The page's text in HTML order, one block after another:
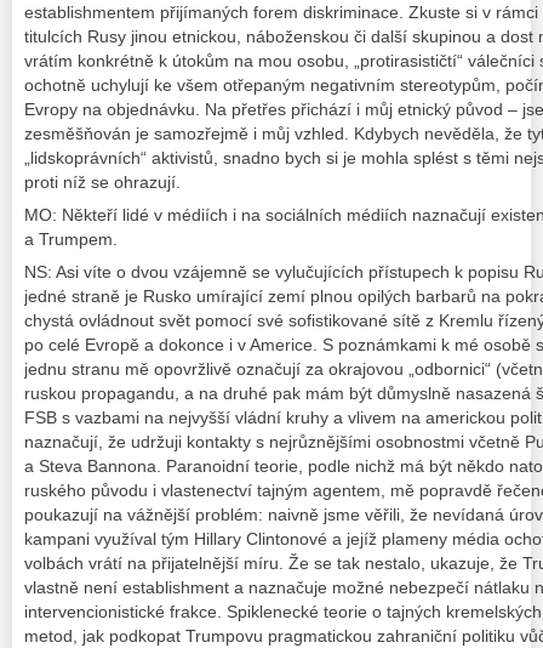
establishmentem přijímaných forem diskriminace. Zkuste si v
titulcích Rusy jinou etnickou, náboženskou či další skupinou a dost
vrátím konkrétně k útokům na mou osobu, „protirasističtí“ válečníci
ochotně uchylují ke všem otřepaným negativním stereotypům,
Evropy na objednávku. Na přetřes přichází i můj etnický původ –
zesměšňován je samozřejmě i můj vzhled. Kdybych nevěděla, že
„lidskoprávních“ aktivistů, snadno bych si je mohla splést s těmi
proti níž se ohrazují.
MO: Někteří lidé v médiích i na sociálních médiích naznačují
a Trumpem.
NS: Asi víte o dvou vzájemně se vylučujících přístupech k popisu
jedné straně je Rusko umírající zemí plnou opilých barbarů na
chystá ovládnout svět pomocí své sofistikované sítě z Kremlu
po celé Evropě a dokonce i v Americe. S poznámkami k mé osobě
jednu stranu mě opovržlivě označují za okrajovou „odbornici“
ruskou propagandu, a na druhé pak mám být důmyslně nasazená
FSB s vazbami na nejvyšší vládní kruhy a vlivem na americkou
naznačují, že udržuji kontakty s nejrůznějšími osobnostmi včetně
a Steva Bannona. Paranoidní teorie, podle nichž má být někdo
ruského původu i vlastenectví tajným agentem, mě popravdě
poukazují na vážnější problém: naivně jsme věřili, že nevídaná
kampani využíval tým Hillary Clintonové a jejíž plameny média
volbách vrátí na přijatelnější míru. Že se tak nestalo, ukazuje, že
vlastně není establishment a naznačuje možné nebezpečí nátlaku
intervencionistické frakce. Spiklenecké teorie o tajných
metod, jak podkopat Trumpovu pragmatickou zahraniční politiku